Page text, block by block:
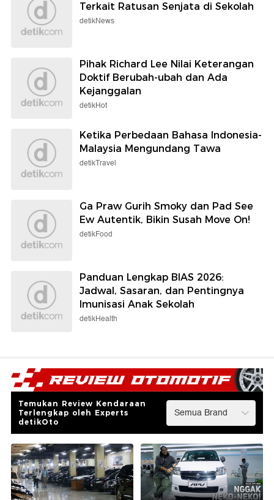
Terkait Ratusan Senjata di Sekolah
detikNews
Pihak Richard Lee Nilai Keterangan
Doktif Berubah-ubah dan Ada
Kejanggalan
detikHot
Ketika Perbedaan Bahasa Indonesia-
Malaysia Mengundang Tawa
detikTravel
Ga Praw Gurih Smoky dan Pad See
Ew Autentik, Bikin Susah Move On!
detikFood
Panduan Lengkap BIAS 2026:
Jadwal, Sasaran, dan Pentingnya
Imunisasi Anak Sekolah
detikHealth
Temukan Review Kendaraan
Terlengkap oleh Experts
detikOto